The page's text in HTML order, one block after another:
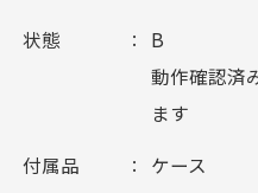
状態
B
動作確認済
ます
付属品 ケース